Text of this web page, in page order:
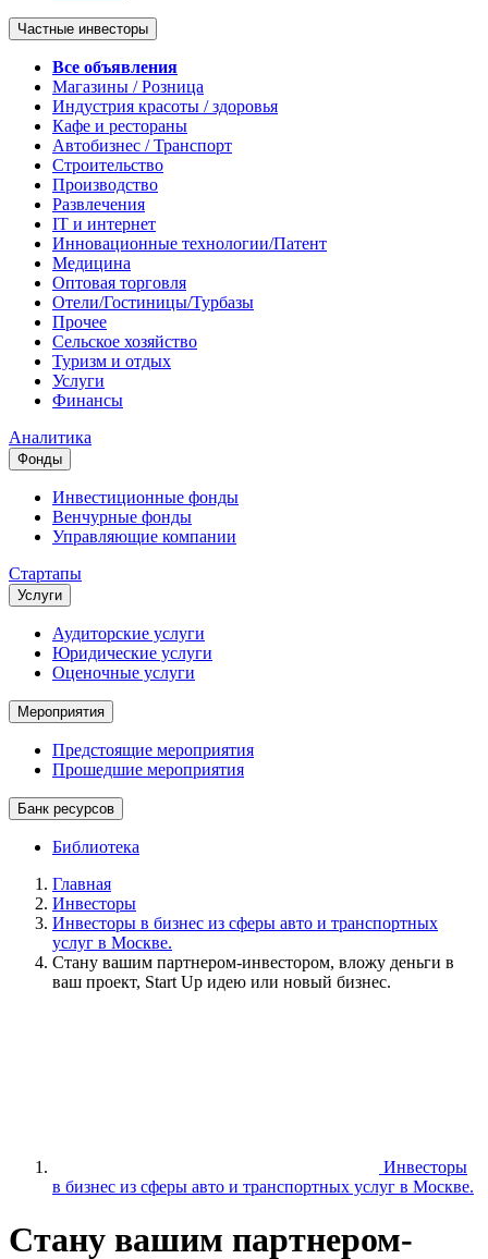
Частные инвесторы
Все объявления
Магазины / Розница
Индустрия красоты / здоровья
Кафе и рестораны
Автобизнес / Транспорт
Строительство
Производство
Развлечения
IT и интернет
Инновационные технологии/Патент
Медицина
Оптовая торговля
Отели/Гостиницы/Турбазы
Прочее
Сельское хозяйство
Туризм и отдых
Услуги
Финансы
Аналитика
Фонды
Инвестиционные фонды
Венчурные фонды
Управляющие компании
Стартапы
Услуги
Аудиторские услуги
Юридические услуги
Оценочные услуги
Мероприятия
Предстоящие мероприятия
Прошедшие мероприятия
Банк ресурсов
Библиотека
Главная
Инвесторы
Инвесторы в бизнес из сферы авто и транспортных
услуг в Москве.
Стану вашим партнером-инвестором, вложу деньги в
ваш проект, Start Up идею или новый бизнес.
Инвесторы
в бизнес из сферы авто и транспортных услуг в Москве.
Стану вашим партнером-